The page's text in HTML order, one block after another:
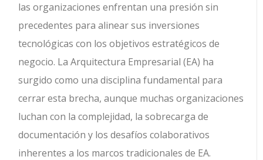
las organizaciones enfrentan una presión sin
precedentes para alinear sus inversiones
tecnológicas con los objetivos estratégicos de
negocio. La Arquitectura Empresarial (EA) ha
surgido como una disciplina fundamental para
cerrar esta brecha, aunque muchas organizaciones
luchan con la complejidad, la sobrecarga de
documentación y los desafíos colaborativos
inherentes a los marcos tradicionales de EA.